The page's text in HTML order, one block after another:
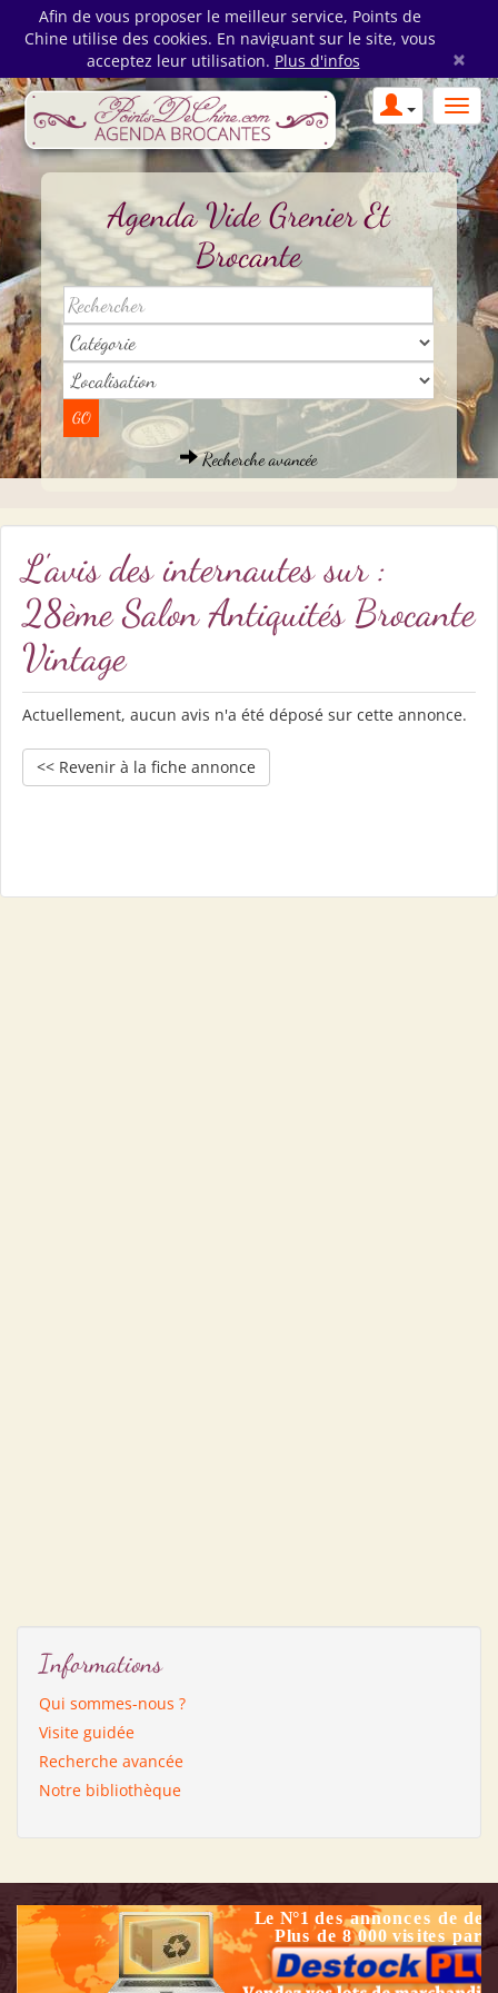
Afin de vous proposer le meilleur service, Points de
Chine utilise des cookies. En naviguant sur le site, vous
acceptez leur utilisation. Plus d'infos ×
Agenda Vide Grenier Et
Brocante
Recherche avancée
L'avis des internautes sur :
28ème Salon Antiquités Brocante
Vintage
Actuellement, aucun avis n'a été déposé sur cette annonce.
<< Revenir à la fiche annonce
Informations
Qui sommes-nous ?
Visite guidée
Recherche avancée
Notre bibliothèque